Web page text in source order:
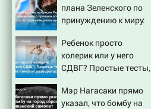
игрушкой
плана Зеленского по
принуждению к миру:
полный разбор
провала операции
Украины от военкора
Ребенок просто
холерик или у него
СДВГ? Простые тесты,
разобраться
Мэр Нагасаки прямо
указал, что бомбу на